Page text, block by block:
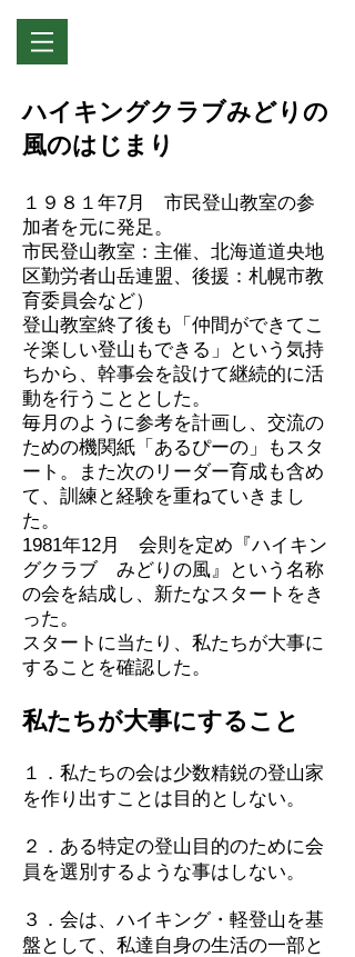
ハイキングクラブみどりの
風のはじまり
１９８１年7月 市民登山教室の参
加者を元に発足。
市民登山教室：主催、北海道道央地
区勤労者山岳連盟、後援：札幌市教
育委員会など）
登山教室終了後も「仲間ができてこ
そ楽しい登山もできる」という気持
ちから、幹事会を設けて継続的に活
動を行うこととした。
毎月のように参考を計画し、交流の
ための機関紙「あるぴーの」もスタ
ート。また次のリーダー育成も含め
て、訓練と経験を重ねていきまし
た。
1981年12月 会則を定め『ハイキン
グクラブ みどりの風』という名称
の会を結成し、新たなスタートをき
った。
スタートに当たり、私たちが大事に
することを確認した。
私たちが大事にすること
１．私たちの会は少数精鋭の登山家
を作り出すことは目的としない。
２．ある特定の登山目的のために会
員を選別するような事はしない。
３．会は、ハイキング・軽登山を基
盤として、私達自身の生活の一部と